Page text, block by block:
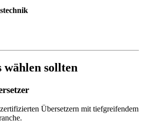
wählen sollten
Übersetzern mit tiefgreifendem